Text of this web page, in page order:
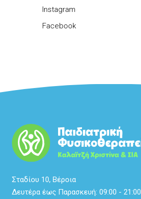
Instagram
Facebook
Σταδίου 10, Βέροια
Δευτέρα έως Παρασκευή: 09:00 - 21:00